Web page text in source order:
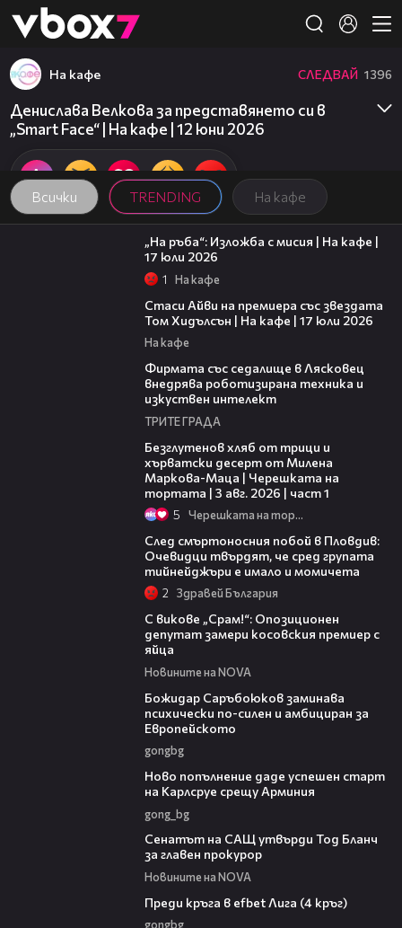
👾
Всички TRENDING На кафе
На кафе СЛЕДВАЙ 1396
Денислава Велкова за представянето си в
„Smart Face“ | На кафе | 12 юни 2026
09:09
„На ръба“: Изложба с мисия | На кафе |
17 юли 2026
1 На кафе
Стаси Айви на премиера със звездата
Том Хидълсън | На кафе | 17 юли 2026
На кафе
Фирмата със седалище в Лясковец
внедрява роботизирана техника и
изкуствен интелект
ТРИТЕ ГРАДА
Безглутенов хляб от трици и
хърватски десерт от Милена
Маркова-Маца | Черешката на
тортата | 3 авг. 2026 | част 1
5 Черешката на тортата
След смъртоносния побой в Пловдив:
Очевидци твърдят, че сред групата
тийнейджъри е имало и момичета
2 Здравей България
С викове „Срам!“: Опозиционен
депутат замери косовския премиер с
яйца
Новините на NOVA
Божидар Саръбоюков заминава
психически по-силен и амбициран за
Европейското
gongbg
Ново попълнение даде успешен старт
на Карлсруе срещу Арминия
gong_bg
Сенатът на САЩ утвърди Тод Бланч
за главен прокурор
Новините на NOVA
Преди кръга в efbet Лига (4 кръг)
gongbg